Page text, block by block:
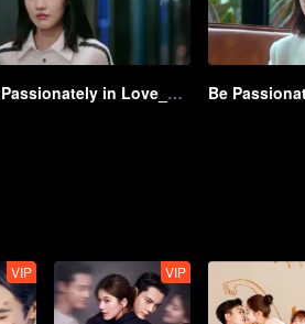
Be Passionately in Love_第17話
VIP VIP